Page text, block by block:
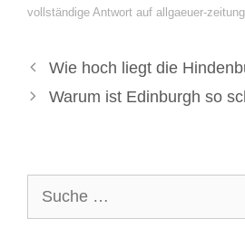
vollständige Antwort auf allgaeuer-
Wie hoch liegt die
Warum ist Edinburgh so
nach: